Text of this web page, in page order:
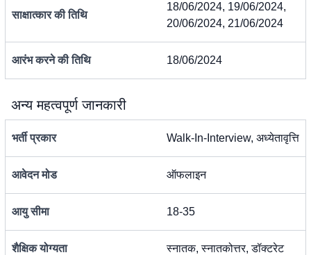
साक्षात्कार की तिथि
18/06/2024, 19/06/2024,
20/06/2024, 21/06/2024
आरंभ करने की तिथि 18/06/2024
अन्य महत्वपूर्ण जानकारी
भर्ती प्रकार Walk-In-Interview, अध्येतावृत्ति
आवेदन मोड ऑफलाइन
आयु सीमा 18-35
शैक्षिक योग्यता स्नातक, स्नातकोत्तर, डॉक्टरेट